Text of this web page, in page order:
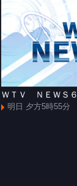
ＷＴＶ ＮＥＷＳ６
明日 夕方5時55分